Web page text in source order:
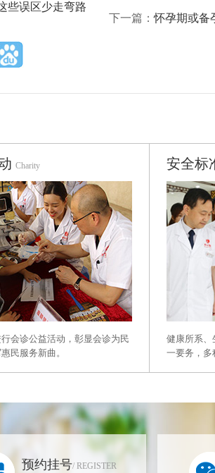
些误区少走弯路
下一篇：怀孕期或备
Charity
会诊公益活动，彰显会诊为民
民服务新曲。
安全标
健康所系、
一要务，多
预约挂号/ REGISTER